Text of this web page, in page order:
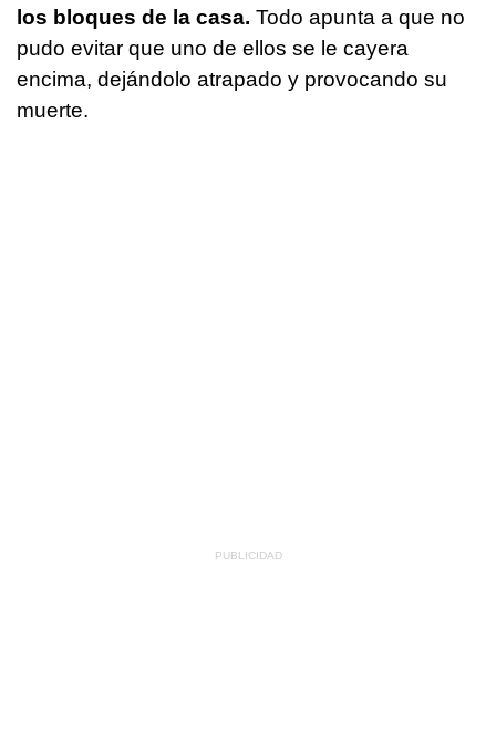
los bloques de la casa. Todo apunta a que no
pudo evitar que uno de ellos se le cayera
encima, dejándolo atrapado y provocando su
muerte.